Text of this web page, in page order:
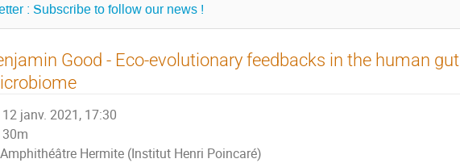
: Subscribe to follow our news !
Good - Eco-evolutionary feedbacks in the human gut
12 janv. 2021, 17:30
30m
Amphithéâtre Hermite (Institut Henri Poincaré)